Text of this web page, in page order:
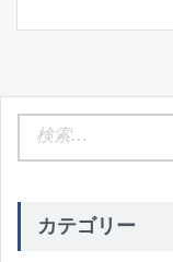
ゲ
シ
ョ
ン
カテゴリー